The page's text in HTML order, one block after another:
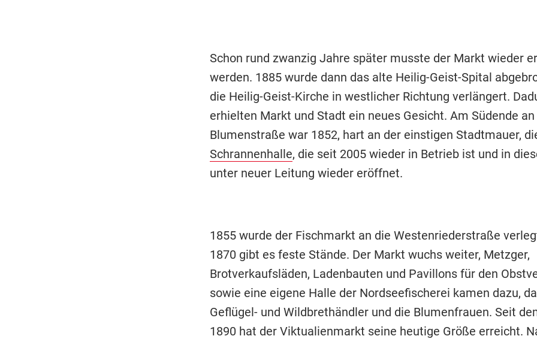
Schon rund zwanzig Jahre später musste der Markt wieder
werden. 1885 wurde dann das alte Heilig-Geist-Spital
die Heilig-Geist-Kirche in westlicher Richtung verlängert.
erhielten Markt und Stadt ein neues Gesicht. Am Südende an
Blumenstraße war 1852, hart an der einstigen Stadtmauer,
Schrannenhalle, die seit 2005 wieder in Betrieb ist und in
unter neuer Leitung wieder eröffnet.
1855 wurde der Fischmarkt an die Westenriederstraße
1870 gibt es feste Stände. Der Markt wuchs weiter, Metzger,
Brotverkaufsläden, Ladenbauten und Pavillons für den
sowie eine eigene Halle der Nordseefischerei kamen dazu,
Geflügel- und Wildbrethändler und die Blumenfrauen. Seit
1890 hat der Viktualienmarkt seine heutige Größe erreicht.